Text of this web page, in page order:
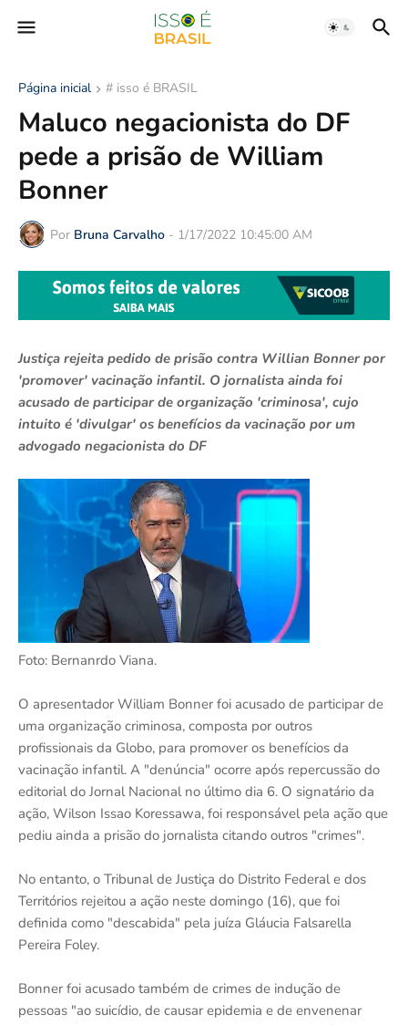
Página inicial # isso é BRASIL
Maluco negacionista do DF
pede a prisão de William
Bonner
Por Bruna Carvalho - 1/17/2022 10:45:00 AM
Justiça rejeita pedido de prisão contra Willian Bonner por
'promover' vacinação infantil. O jornalista ainda foi
acusado de participar de organização 'criminosa', cujo
intuito é 'divulgar' os benefícios da vacinação por um
advogado negacionista do DF
Foto: Bernanrdo Viana.
O apresentador William Bonner foi acusado de participar de
uma organização criminosa, composta por outros
profissionais da Globo, para promover os benefícios da
vacinação infantil. A "denúncia" ocorre após repercussão do
editorial do Jornal Nacional no último dia 6. O signatário da
ação, Wilson Issao Koressawa, foi responsável pela ação que
pediu ainda a prisão do jornalista citando outros "crimes".
No entanto, o Tribunal de Justiça do Distrito Federal e dos
Territórios rejeitou a ação neste domingo (16), que foi
definida como "descabida" pela juíza Gláucia Falsarella
Pereira Foley.
Bonner foi acusado também de crimes de indução de
pessoas "ao suicídio, de causar epidemia e de envenenar